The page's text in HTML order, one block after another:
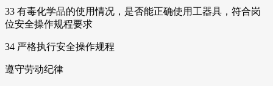
33 有毒化学品的使用情况，是否能正确使用工器具，符合岗
位安全操作规程要求
34 严格执行安全操作规程
遵守劳动纪律